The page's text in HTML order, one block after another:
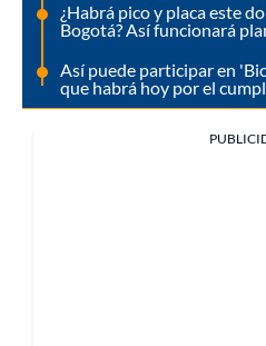
¿Habrá pico y placa este
Bogotá? Así funcionará
Así puede participar en
que habrá hoy por el